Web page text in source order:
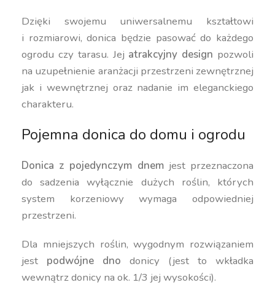
Dzięki swojemu uniwersalnemu kształtowi
i rozmiarowi, donica będzie pasować do każdego
ogrodu czy tarasu. Jej atrakcyjny design pozwoli
na uzupełnienie aranżacji przestrzeni zewnętrznej
jak i wewnętrznej oraz nadanie im eleganckiego
charakteru.
Pojemna donica do domu i ogrodu
Donica z pojedynczym dnemjest przeznaczona
do sadzenia wyłącznie dużych roślin, których
system korzeniowy wymaga odpowiedniej
przestrzeni.
Dla mniejszych roślin, wygodnym rozwiązaniem
jest podwójne dno donicy (jest to wkładka
wewnątrz donicy na ok. 1/3 jej wysokości).